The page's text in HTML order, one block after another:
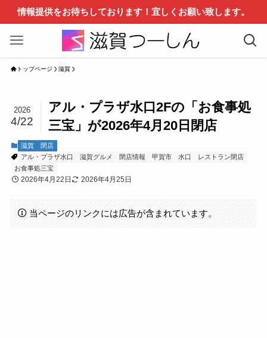
情報提供をお待ちしております！宜しくお願い致します。
トップページ 滋賀
アル・プラザ水口2Fの「お食事処
三宝」が2026年4月20日閉店
2026
4/22
滋賀
閉店
アル・プラザ水口
滋賀グルメ 閉店情報 甲賀市 水口
レストラン閉店
お食事処三宝
2026年4月22日 2026年4月25日
当ページのリンクには広告が含まれています。